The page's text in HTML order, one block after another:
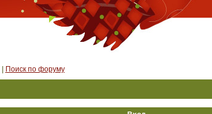
Поиск по форуму